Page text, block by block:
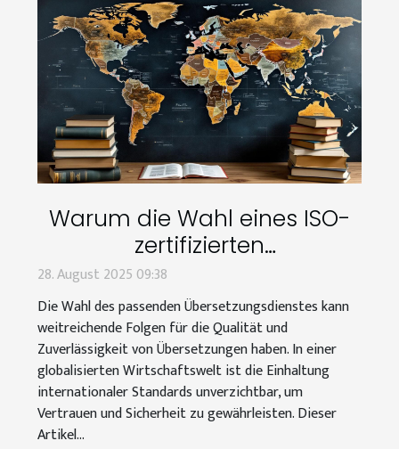
Warum die Wahl eines ISO-
zertifizierten
Übersetzungsdienstes
wichtig ist?
28. August 2025 09:38
Die Wahl des passenden Übersetzungsdienstes kann
weitreichende Folgen für die Qualität und
Zuverlässigkeit von Übersetzungen haben. In einer
globalisierten Wirtschaftswelt ist die Einhaltung
internationaler Standards unverzichtbar, um
Vertrauen und Sicherheit zu gewährleisten. Dieser
Artikel...